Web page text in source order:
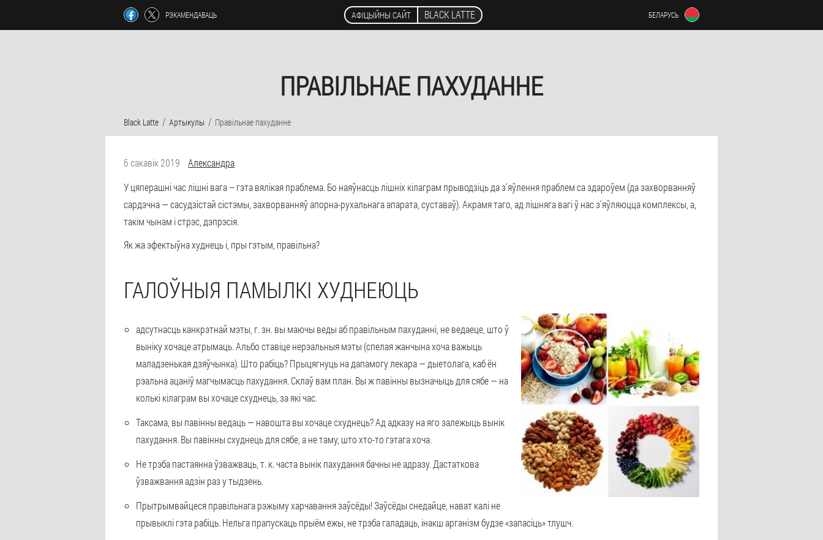
РЭКАМЕНДАВАЦЬ АФІЦЫЙНЫ САЙТ BLACK LATTE БЕЛАРУСЬ
ПРАВІЛЬНАЕ ПАХУДАННЕ
Black Latte Артыкулы Правільнае пахуданне
6 сакавік 2019
Александра
У цяперашні час лішні вага – гэта вялікая праблема. Бо наяўнасць лішніх кілаграм прыводзіць да з'яўлення праблем са здароўем (да захворванняў
сардэчна — сасудзістай сістэмы, захворванняў апорна-рухальнага апарата, суставаў). Акрамя таго, ад лішняга вагі ў нас з'яўляюцца комплексы, а,
такім чынам і стрэс, дэпрэсія.
Як жа эфектыўна худнець і, пры гэтым, правільна?
ГАЛОЎНЫЯ ПАМЫЛКІ ХУДНЕЮЦЬ
адсутнасць канкрэтнай мэты, г. зн. вы маючы веды аб правільным пахуданні, не ведаеце, што ў
выніку хочаце атрымаць. Альбо ставіце нерэальныя мэты (спелая жанчына хоча важыць
маладзенькая дзяўчынка). Што рабіць? Прыцягнуць на дапамогу лекара — дыетолага, каб ён
рэальна ацаніў магчымасць пахудання. Склаў вам план. Вы ж павінны вызначыць для сябе — на
колькі кілаграм вы хочаце схуднець, за які час.
Таксама, вы павінны ведаць — навошта вы хочаце схуднець? Ад адказу на яго залежыць вынік
пахудання. Вы павінны схуднець для сябе, а не таму, што хто-то гэтага хоча.
Не трэба пастаянна ўзважваць, т. к. часта вынік пахудання бачны не адразу. Дастаткова
ўзважвання адзін раз у тыдзень.
Прытрымвайцеся правільнага рэжыму харчавання заўсёды! Заўсёды снедайце, нават калі не
прывыклі гэта рабіць. Нельга прапускаць прыём ежы, не трэба галадаць, інакш арганізм будзе «запасіць» тлушч.